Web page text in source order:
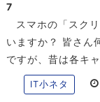
7
スマホの「スク
いますか？ 皆さん
ですが、昔は各キ
IT小ネタ